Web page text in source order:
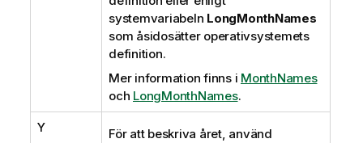
systemvariabeln LongMonthNames
som åsidosätter operativsystemets
definition.
Mer information finns i MonthNames
och LongMonthNames.
Y
För att beskriva året, använd